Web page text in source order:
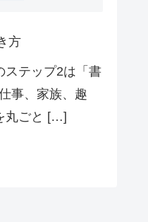
方
ステップ2は「書
事、家族、趣
丸ごと […]